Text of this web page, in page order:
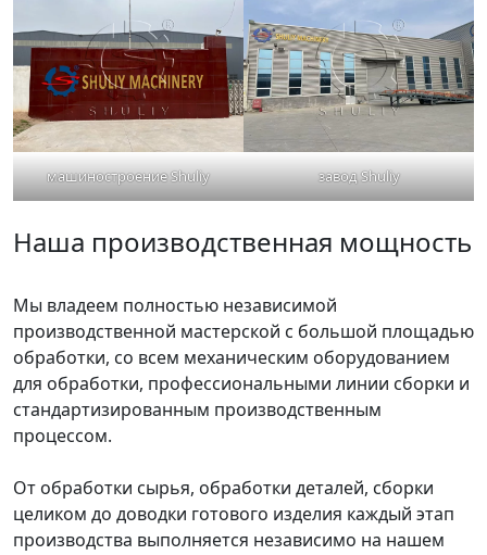
машиностроение Shuliy завод Shuliy
Наша производственная мощность
Мы владеем полностью независимой
производственной мастерской с большой площадью
обработки, со всем механическим оборудованием
для обработки, профессиональными линии сборки и
стандартизированным производственным
процессом.
От обработки сырья, обработки деталей, сборки
целиком до доводки готового изделия каждый этап
производства выполняется независимо на нашем